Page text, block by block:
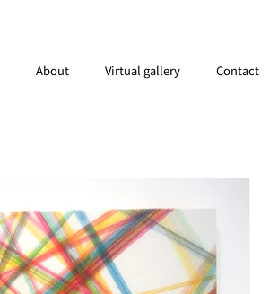
About Virtual gallery Contact